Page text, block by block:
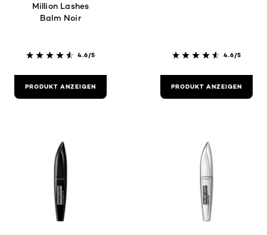
Million Lashes
Balm Noir
4.6/5
PRODUKT ANZEIGEN
4.6/5
PRODUKT ANZEIGEN